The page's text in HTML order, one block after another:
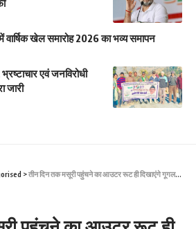
खेल समारोह 2026 का भव्य समापन
एवं जनविरोधी
जारी
>तीन दिन तक मसूरी पहुंचने का आउटर रूट ही दिखाएंगे गूगल और मैपल, पढ़ें जरूरी जानकारी